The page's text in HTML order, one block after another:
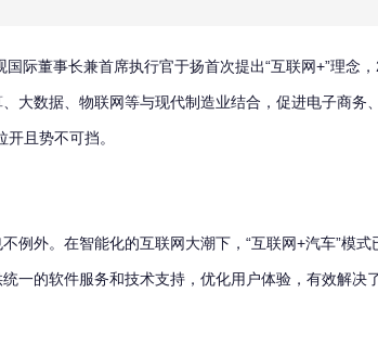
董事长兼首席执行官于扬首次提出“互联网+”理念，
大数据、物联网等与现代制造业结合，促进电子商
开且势不可挡。
外。在智能化的互联网大潮下，“互联网+汽车”模式
一的软件服务和技术支持，优化用户体验，有效解